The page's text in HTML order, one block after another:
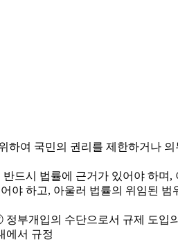
여 국민의 권리를 제한하거나
드시 법률에 근거가 있어야 하며
야 하고, 아울러 법률의 위임된
부개입의 수단으로서 규제 도입
에서 규정